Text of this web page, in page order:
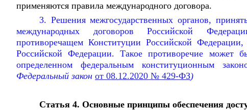
применяются правила международного договора.
3. Решения межгосударственных органов,
международных договоров Российской
противоречащем Конституции Российской
Российской Федерации. Такое противоречие может
определенном федеральным конституционным
Федеральный закон от 08.12.2020 № 429-ФЗ)
Статья 4. Основные принципы обеспечения